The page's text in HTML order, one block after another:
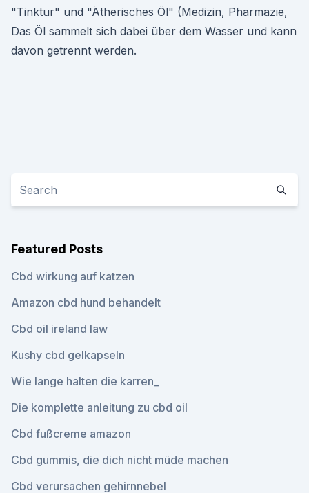
"Tinktur" und "Ätherisches Öl" (Medizin, Pharmazie,
Das Öl sammelt sich dabei über dem Wasser und kann
davon getrennt werden.
Featured Posts
Cbd wirkung auf katzen
Amazon cbd hund behandelt
Cbd oil ireland law
Kushy cbd gelkapseln
Wie lange halten die karren_
Die komplette anleitung zu cbd oil
Cbd fußcreme amazon
Cbd gummis, die dich nicht müde machen
Cbd verursachen gehirnnebel